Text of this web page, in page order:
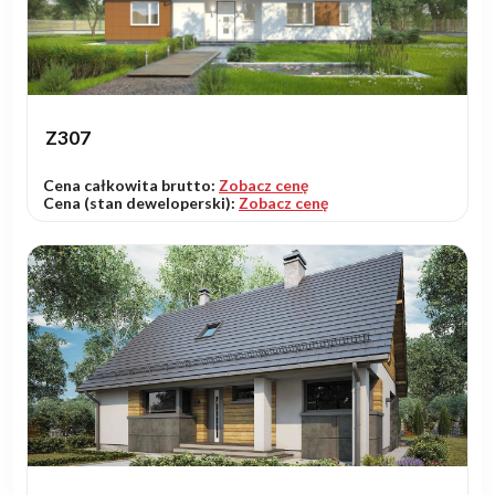
Z307
Cena całkowita brutto: Zobacz cenę
Cena (stan deweloperski): Zobacz cenę